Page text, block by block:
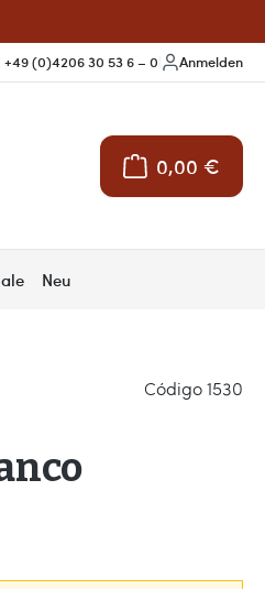
+49 (0)4206 30 53 6 – 0 Anmelden
0,00 €
Warenkorb
Neu
Código 1530